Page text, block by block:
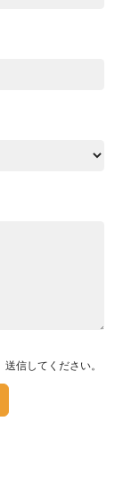
送信してください。